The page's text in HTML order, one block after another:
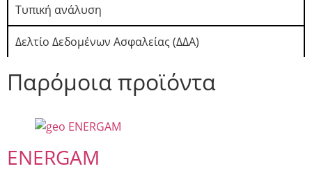
Τυπική ανάλυση
Δελτίο Δεδομένων Ασφαλείας (ΔΔΑ)
Παρόμοια προϊόντα
ENERGAM